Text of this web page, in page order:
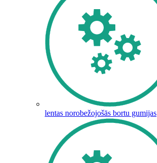
lentas norobežojošās bortu gumijas